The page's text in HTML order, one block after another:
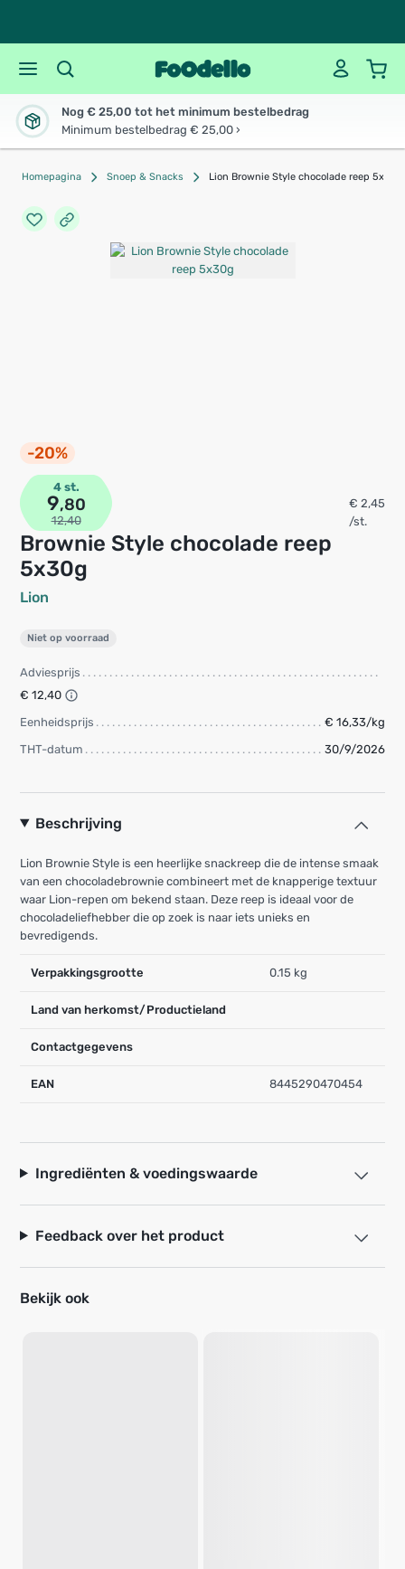
Nog € 25,00 tot het minimum bestelbedrag
Minimum bestelbedrag € 25,00 ›
Homepagina Snoep & Snacks Lion Brownie Style chocolade reep 5x30g
-20%
Brownie Style chocolade reep
5x30g
Lion
4 st.
9,80
12,40
€ 2,45
/st.
Niet op voorraad
Adviesprijs
€ 12,40
Eenheidsprijs
€ 16,33/kg
THT-datum
30/9/2026
Beschrijving
Lion Brownie Style is een heerlijke snackreep die de intense smaak
van een chocoladebrownie combineert met de knapperige textuur
waar Lion-repen om bekend staan. Deze reep is ideaal voor de
chocoladeliefhebber die op zoek is naar iets unieks en
bevredigends.
Verpakkingsgrootte 0.15 kg
Land van herkomst/Productieland
Contactgegevens
EAN 8445290470454
Ingrediënten & voedingswaarde
Feedback over het product
Bekijk ook